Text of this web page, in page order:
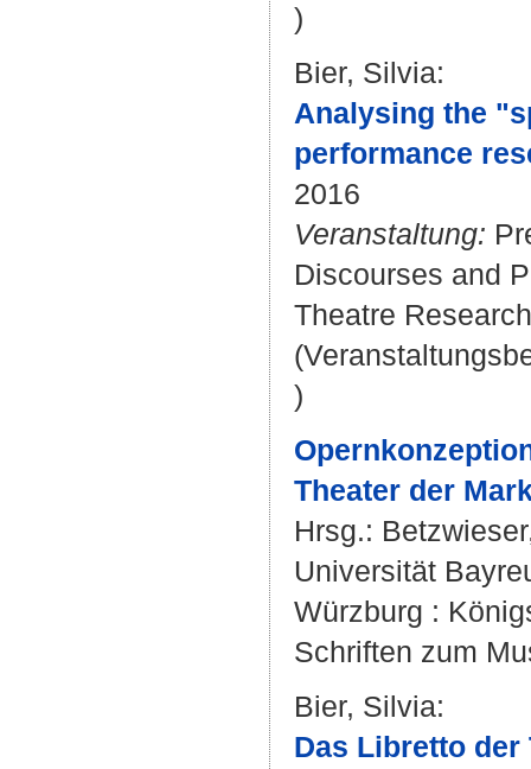
)
Bier, Silvia:
Analysing the
performance
2016
Veranstaltung:
Discourses and
Theatre
)
Theater der
Hrsg.:
Universität
Würzburg :
Schriften zum
Bier, Silvia:
Das Libretto der